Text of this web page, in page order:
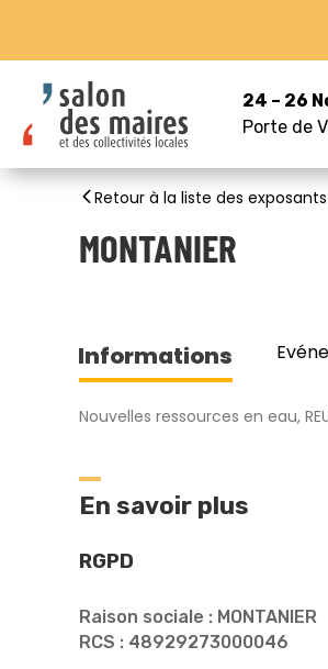
24 – 26
Porte de
Retour à la liste des exposants
MONTANIER
Informations
Nouvelles ressources en eau,
En savoir plus
RGPD
Raison sociale : MONTANIER
RCS : 48929273000046